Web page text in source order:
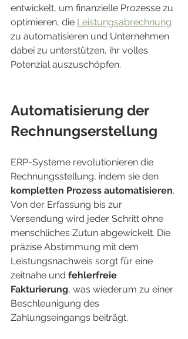
entwickelt, um finanzielle Prozesse zu
optimieren, die Leistungsabrechnung
zu automatisieren und Unternehmen
dabei zu unterstützen, ihr volles
Potenzial auszuschöpfen.
Automatisierung der
Rechnungserstellung
ERP-Systeme revolutionieren die
Rechnungsstellung, indem sie den
kompletten Prozess automatisieren.
Von der Erfassung bis zur
Versendung wird jeder Schritt ohne
menschliches Zutun abgewickelt. Die
präzise Abstimmung mit dem
Leistungsnachweis sorgt für eine
zeitnahe und fehlerfreie
Fakturierung, was wiederum zu einer
Beschleunigung des
Zahlungseingangs beiträgt.